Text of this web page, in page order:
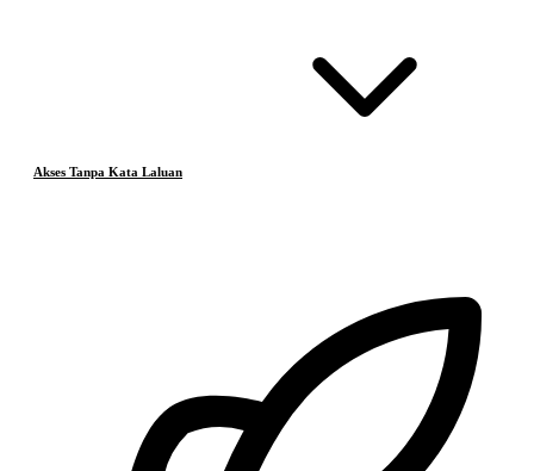
Akses Tanpa Kata Laluan